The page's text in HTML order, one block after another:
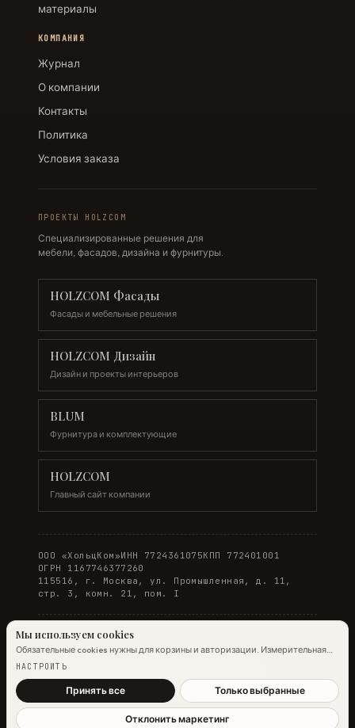
материалы
КОМПАНИЯ
Журнал
О компании
Контакты
Политика
Условия заказа
ПРОЕКТЫ HOLZCOM
Специализированные решения для
мебели, фасадов, дизайна и фурнитуры.
HOLZCOM Фасады
Фасады и мебельные решения
HOLZCOM Дизайн
Дизайн и проекты интерьеров
BLUM
Фурнитура и комплектующие
HOLZCOM
Главный сайт компании
ООО «ХольцКом»ИНН 7724361075КПП 772401001
ОГРН 1167746377260
115516, г. Москва, ул. Промышленная, д. 11,
стр. 3, комн. 21, пом. I
© 2026 WOODONLINE. Все права защищены.
Мы используем cookies
Обязательные cookies нужны для корзины и авторизации. Измерительная
аналитика Яндекс.Метрики работает на обычных страницах всегда;
Подробнее →
НАСТРОИТЬ
Принять все Только выбранные
Отклонить маркетинг